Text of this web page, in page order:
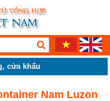
cửa khẩu
Nam Luzon